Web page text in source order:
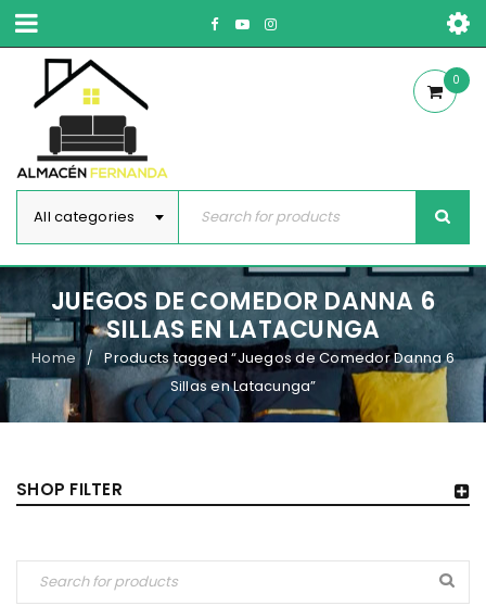
All categories
0
JUEGOS DE COMEDOR DANNA 6
SILLAS EN LATACUNGA
Home /
Products tagged “Juegos de Comedor Danna 6
Sillas en Latacunga”
SHOP FILTER